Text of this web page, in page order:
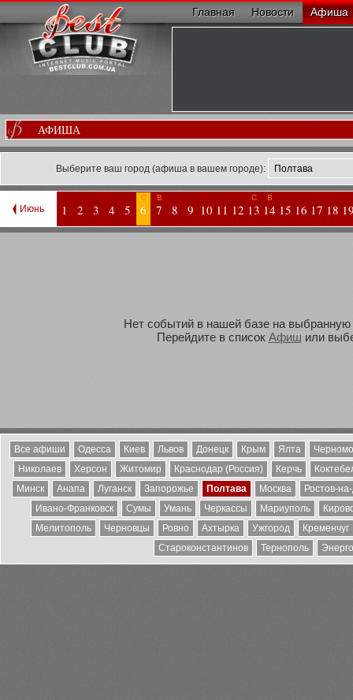
Главная Новости Афиша
АФИША
Выберите ваш город (афиша в вашем городе):
Июнь 1 2 3 4 5
С
6
В
7 8 9 10 11 12
С
13
В
14 15 16 17 18
Нет событий в нашей базе на
Перейдите в список Афиш или
Все афиши Одесса Киев Львов Донецк Крым Ялта
Николаев
Херсон Житомир Краснодар (Россия) Керчь
Минск
Анапа Луганск Запорожье Полтава Москва
Ростов-
Ивано-Франковск
Сумы Умань Черкассы Мариуполь
Мелитополь
Черновцы Ровно Ахтырка Ужгород
Кременчуг
Староконстантинов
Тернополь